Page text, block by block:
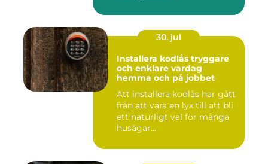
30. jul
Installera kodlås tryggare
och enklare vardag
hemma och på jobbet
Att installera kodlås har gått
från att vara en lyx till att bli
ett naturligt val för många
husägar...